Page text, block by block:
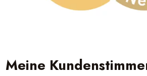
Meine